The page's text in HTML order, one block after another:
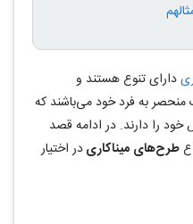
دارای تنوع هستند و
منحصر به فرد خود می‌باشند که
را دارند. در ادامه قصد
طرح‌های میناکاریدر اختیار